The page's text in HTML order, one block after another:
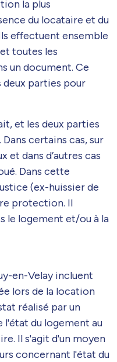
la plus
du locataire et du
effectuent ensemble
toutes les
un document. Ce
parties pour
et les deux parties
certains cas, sur
et dans d’autres cas
Dans cette
(ex-huissier de
protection. Il
le logement et/ou à la
en-Velay incluent
lors de la location
réalisé par un
l'état du logement au
Il s'agit d'un moyen
concernant l'état du